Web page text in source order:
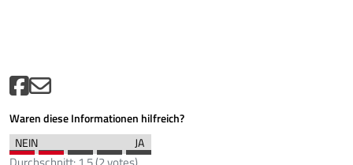
Waren diese Informationen hilfreich?